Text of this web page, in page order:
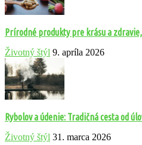
Prírodné produkty pre krásu a
Životný štýl 9. apríla 2026
Rybolov a údenie: Tradičná cesta od
Životný štýl 31. marca 2026